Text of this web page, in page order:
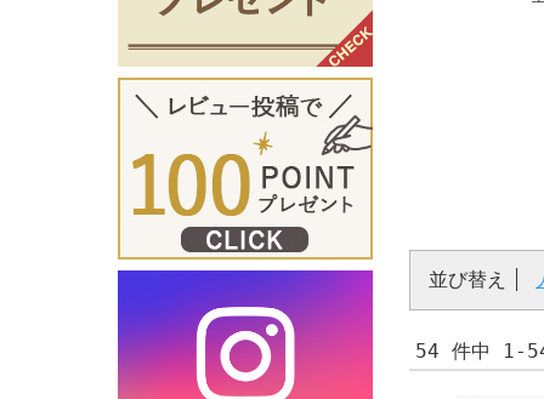
並び替え
54 件中 1-